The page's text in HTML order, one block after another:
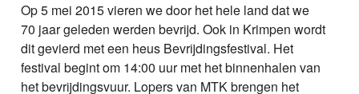
Op 5 mei 2015 vieren we door het hele land dat we
70 jaar geleden werden bevrijd. Ook in Krimpen wordt
dit gevierd met een heus Bevrijdingsfestival. Het
festival begint om 14:00 uur met het binnenhalen van
het bevrijdingsvuur. Lopers van MTK brengen het